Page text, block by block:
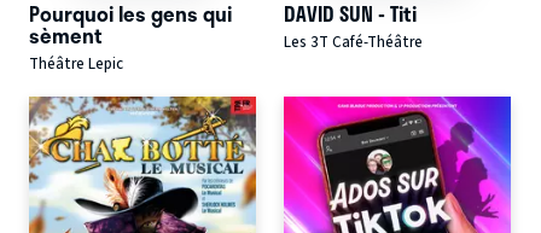
Pourquoi les gens qui
sèment
Théâtre Lepic
DAVID SUN - Titi
Les 3T Café-Théâtre